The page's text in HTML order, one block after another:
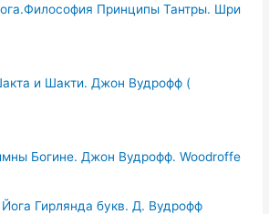
Принципы Тантры. Шри
и Шакти. Джон Вудрофф (
Богине. Джон Вудрофф. Woodroffe
Гирлянда букв. Д. Вудрофф